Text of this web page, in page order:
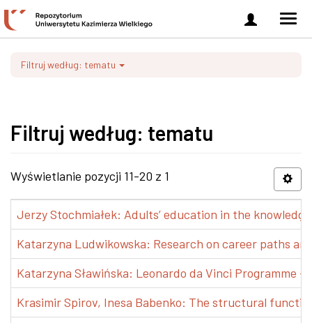
Zaloguj
się
Filtruj według: tematu
Filtruj według: tematu
Wyświetlanie pozycji 11-20 z 1
Jerzy Stochmiałek: Adults’ education in the
Katarzyna Ludwikowska: Research on career paths
Katarzyna Sławińska: Leonardo da Vinci Programme
Krasimir Spirov, Inesa Babenko: The structural